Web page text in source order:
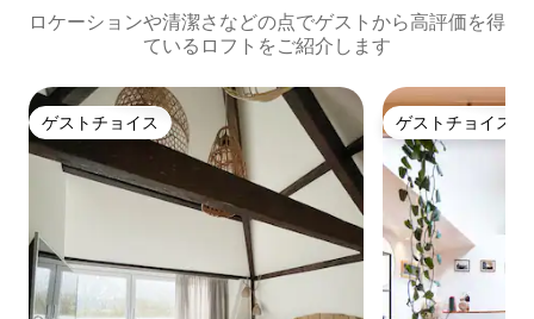
ロケーションや清潔さなどの点でゲストから高評価を得
ているロフトをご紹介します
ゲストチョイス
ゲストチョイス ゲストチョイス
ゲストチョイス